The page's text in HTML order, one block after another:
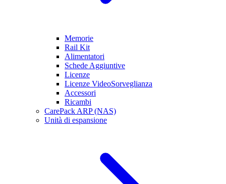
Memorie
Rail Kit
Alimentatori
Schede Aggiuntive
Licenze
Licenze VideoSorveglianza
Accessori
Ricambi
CarePack ARP (NAS)
Unità di espansione